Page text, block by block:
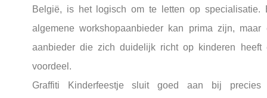
België, is het logisch om te letten op specialisatie.
algemene workshopaanbieder kan prima zijn, maar
aanbieder die zich duidelijk richt op kinderen heeft
voordeel.
Graffiti Kinderfeestje sluit goed aan bij precies